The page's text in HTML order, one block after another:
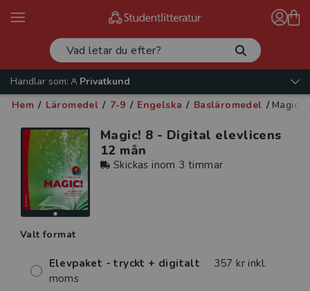
Handlar som:
Privatkund
Hem / Läromedel / 7-9 / Engelska / Basläromedel / Magic!
Magic! 8 - Digital elevlicens
12 mån
Skickas inom 3 timmar
Valt format
Elevpaket - tryckt + digitalt
357 kr inkl.
moms